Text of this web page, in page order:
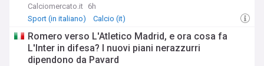
Calciomercato.it 6h
Sport (in italiano)
Calcio (it)
Romero verso L'Atletico Madrid, e ora cosa fa
L'Inter in difesa? I nuovi piani nerazzurri
dipendono da Pavard